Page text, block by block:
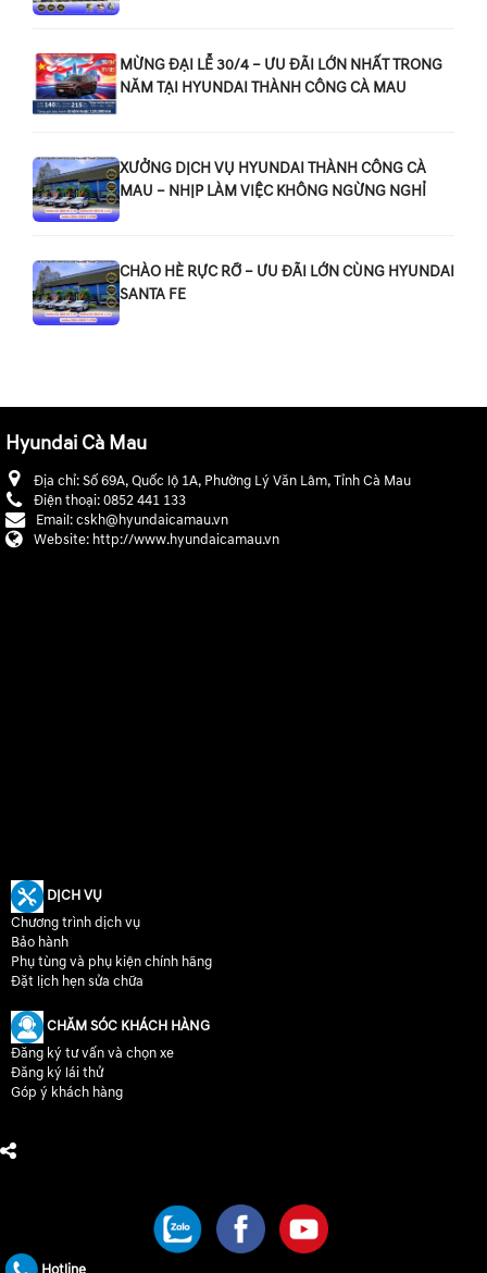
MỪNG ĐẠI LỄ 30/4 – ƯU ĐÃI LỚN NHẤT TRONG
NĂM TẠI HYUNDAI THÀNH CÔNG CÀ MAU
XƯỞNG DỊCH VỤ HYUNDAI THÀNH CÔNG CÀ
MAU – NHỊP LÀM VIỆC KHÔNG NGỪNG NGHỈ
CHÀO HÈ RỰC RỠ – ƯU ĐÃI LỚN CÙNG HYUNDAI
SANTA FE
Hyundai Cà Mau
Địa chỉ:Số 69A, Quốc lộ 1A, Phường Lý Văn Lâm, Tỉnh Cà Mau
Điện thoại:0852 441 133
Email:cskh@hyundaicamau.vn
Website: http://www.hyundaicamau.vn
DỊCH VỤ
Chương trình dịch vụ
Bảo hành
Phụ tùng và phụ kiện chính hãng
Đặt lịch hẹn sửa chữa
CHĂM SÓC KHÁCH HÀNG
Đăng ký tư vấn và chọn xe
Đăng ký lái thử
Góp ý khách hàng
Hotline